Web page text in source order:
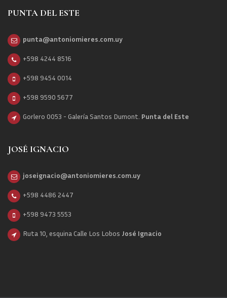
PUNTA DEL ESTE
punta@antoniomieres.com.uy
+598 4244 8516
+598 9454 0014
+598 9590 5677
Gorlero 0053 - Galería Santos Dumont. Punta del Este
JOSÉ IGNACIO
joseignacio@antoniomieres.com.uy
+598 4486 2447
+598 9473 5553
Ruta 10, esquina Calle Los Lobos José Ignacio